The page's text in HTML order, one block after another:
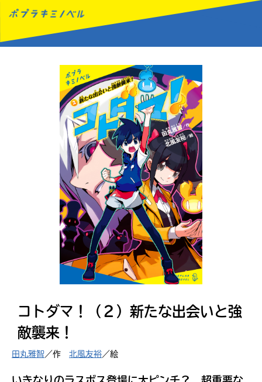
MENU
読みたい本が
見つかる
コトダマ！（２）新たな出会いと強
敵襲来！
田丸雅智 ／作 北風友裕 ／絵